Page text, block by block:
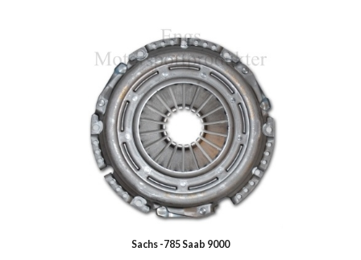
Sachs -785 Saab 9000